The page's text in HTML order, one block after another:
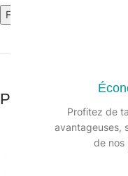
Profitez de
avantageuses,
de nos
Fiche technique
Produits similaires